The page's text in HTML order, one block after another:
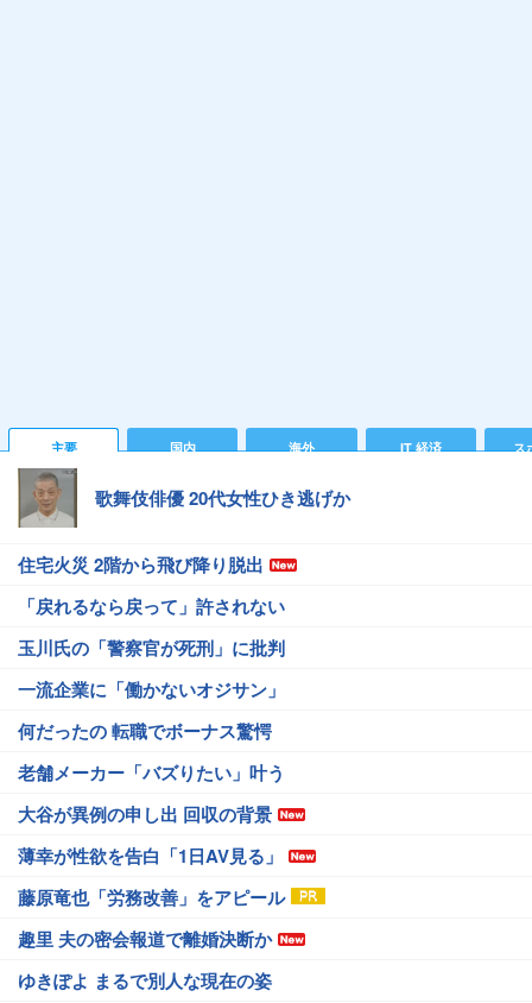
主要 国内 海外 IT 経済 ス
歌舞伎俳優 20代女性ひき逃げか
住宅火災 2階から飛び降り脱出
「戻れるなら戻って」許されない
玉川氏の「警察官が死刑」に批判
一流企業に「働かないオジサン」
何だったの 転職でボーナス驚愕
老舗メーカー「バズりたい」叶う
大谷が異例の申し出 回収の背景
薄幸が性欲を告白「1日AV見る」
藤原竜也「労務改善」をアピール
趣里 夫の密会報道で離婚決断か
ゆきぽよ まるで別人な現在の姿